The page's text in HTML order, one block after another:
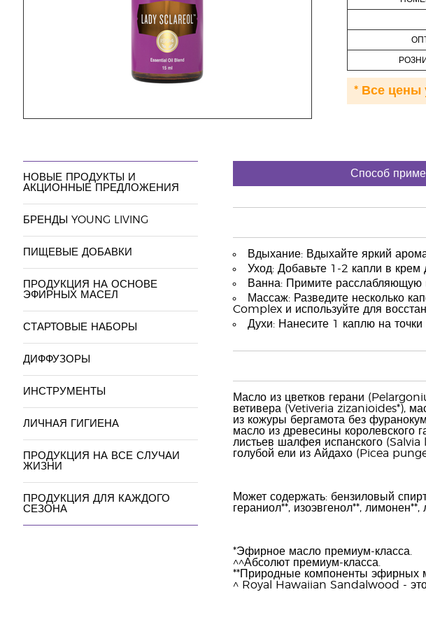
* Все цены
НОВЫЕ ПРОДУКТЫ И
АКЦИОННЫЕ ПРЕДЛОЖЕНИЯ
БРЕНДЫ YOUNG LIVING
ПИЩЕВЫЕ ДОБАВКИ
ПРОДУКЦИЯ НА ОСНОВЕ
ЭФИРНЫХ МАСЕЛ
СТАРТОВЫЕ НАБОРЫ
ДИФФУЗОРЫ
ИНСТРУМЕНТЫ
ЛИЧНАЯ ГИГИЕНА
ПРОДУКЦИЯ НА ВСЕ СЛУЧАИ
ЖИЗНИ
ПРОДУКЦИЯ ДЛЯ КАЖДОГО
СЕЗОНА
Способ
Вдыхание: Вдыхайте яркий
Уход: Добавьте 1-2 капли в крем
Ванна: Примите расслабляющую
Массаж: Разведите несколько
Complex и используйте для
Духи: Нанесите 1 каплю на
Масло из цветков герани
ветивера (Vetiveria zizanioides*),
из кожуры бергамота без
масло из древесины
листьев шалфея испанского
голубой ели из Айдахо (Picea
Может содержать: бензиловый
гераниол**, изоэвгенол**, лимонен**,
*Эфирное масло премиум-класса.
^^Абсолют премиум-класса.
**Природные компоненты эфирных
^ Royal Hawaiian Sandalwood - это